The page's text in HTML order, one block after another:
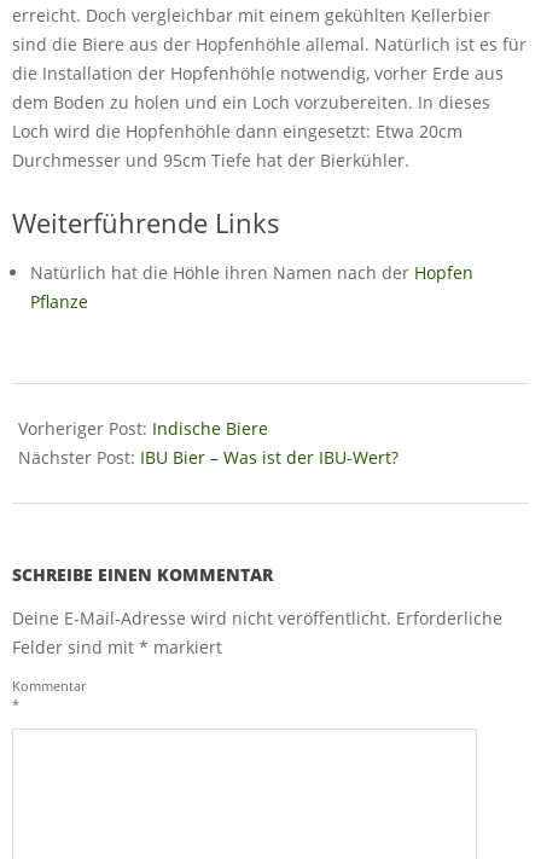
erreicht. Doch vergleichbar mit einem gekühlten Kellerbier
sind die Biere aus der Hopfenhöhle allemal. Natürlich ist es für
die Installation der Hopfenhöhle notwendig, vorher Erde aus
dem Boden zu holen und ein Loch vorzubereiten. In dieses
Loch wird die Hopfenhöhle dann eingesetzt: Etwa 20cm
Durchmesser und 95cm Tiefe hat der Bierkühler.
Weiterführende Links
Natürlich hat die Höhle ihren Namen nach der Hopfen
Pflanze
07-
20
Vorheriger Post: Indische Biere
Nächster Post: IBU Bier – Was ist der IBU-Wert?
SCHREIBE EINEN KOMMENTAR
Deine E-Mail-Adresse wird nicht veröffentlicht. Erforderliche
Felder sind mit * markiert
Kommentar
*